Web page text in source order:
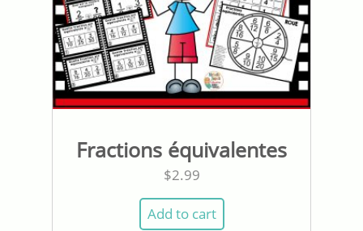
Fractions équivalentes
$2.99
Add to cart